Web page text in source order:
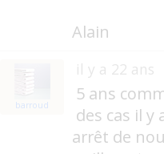
Alain
barroud
il y a 22 ans
5 ans
des cas il y
arrêt de